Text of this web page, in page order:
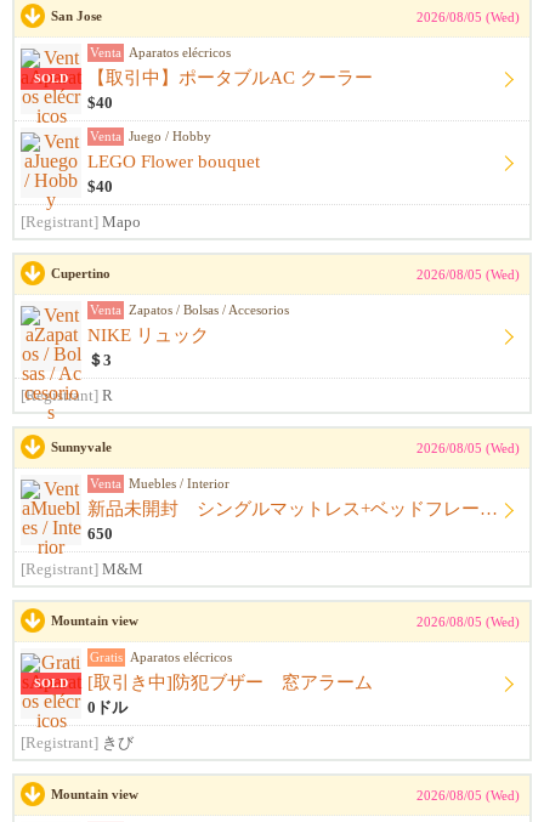
San Jose 2026/08/05 (Wed)
SOLD
Venta Aparatos elécricos
【取引中】ポータブルAC クーラー
$40
Venta Juego / Hobby
LEGO Flower bouquet
$40
[Registrant] Mapo
Cupertino 2026/08/05 (Wed)
Venta Zapatos / Bolsas / Accesorios
NIKE リュック
＄3
[Registrant] R
Sunnyvale 2026/08/05 (Wed)
Venta Muebles / Interior
新品未開封 シングルマットレス+ベッドフレーム+シーツ
650
[Registrant] M&M
Mountain view 2026/08/05 (Wed)
SOLD
Gratis Aparatos elécricos
[取引き中]防犯ブザー 窓アラーム
0ドル
[Registrant] きび
Mountain view 2026/08/05 (Wed)